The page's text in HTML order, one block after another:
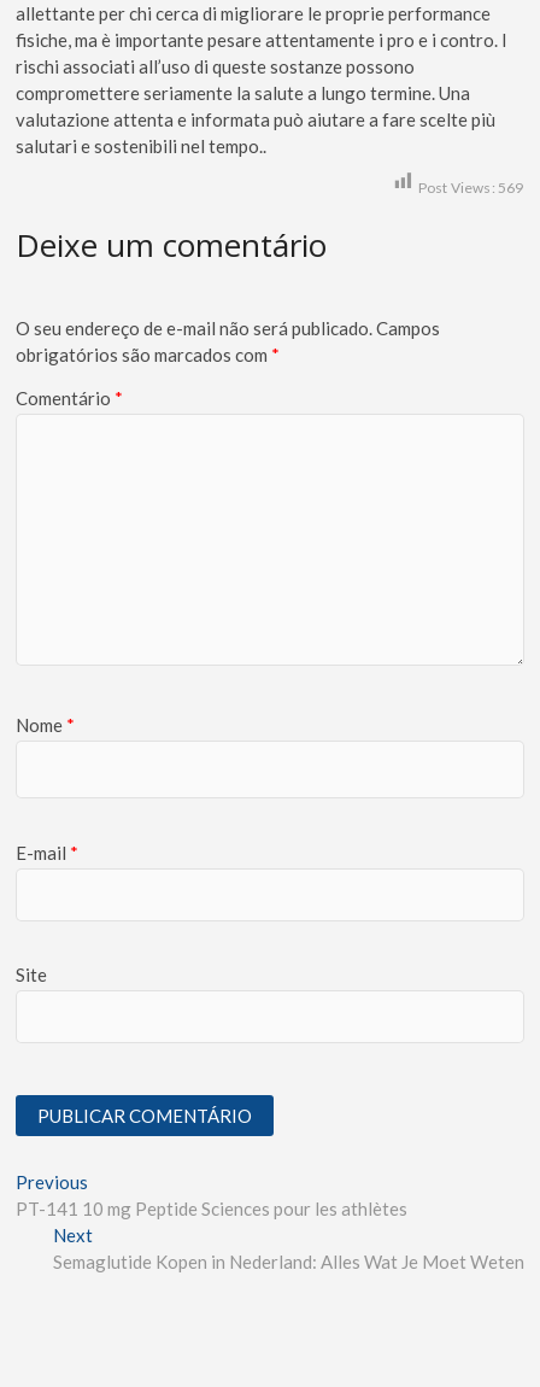
allettante per chi cerca di migliorare le proprie performance
fisiche, ma è importante pesare attentamente i pro e i contro. I
rischi associati all’uso di queste sostanze possono
compromettere seriamente la salute a lungo termine. Una
valutazione attenta e informata può aiutare a fare scelte più
salutari e sostenibili nel tempo..
Post Views: 569
Deixe um comentário
O seu endereço de e-mail não será publicado.Campos
obrigatórios são marcados com *
Comentário *
Nome *
E-mail *
Site
Previous
PT-141 10 mg Peptide Sciences pour les athlètes
Next
Semaglutide Kopen in Nederland: Alles Wat Je Moet Weten